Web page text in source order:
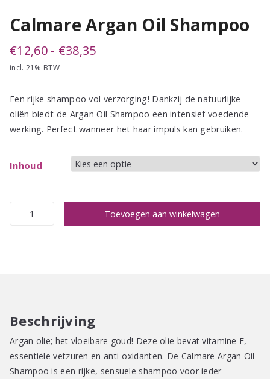
Calmare Argan Oil Shampoo
€12,60 - €38,35Prijsklasse:
tot
€38,35
incl. 21% BTW
Een rijke shampoo vol verzorging! Dankzij de natuurlijke
oliën biedt de Argan Oil Shampoo een intensief voedende
werking. Perfect wanneer het haar impuls kan gebruiken.
Inhoud
Calmare
Toevoegen aan winkelwagen
Beschrijving
Argan olie; het vloeibare goud! Deze olie bevat vitamine E,
essentiële vetzuren en anti-oxidanten. De Calmare Argan Oil
Shampoo is een rijke, sensuele shampoo voor ieder